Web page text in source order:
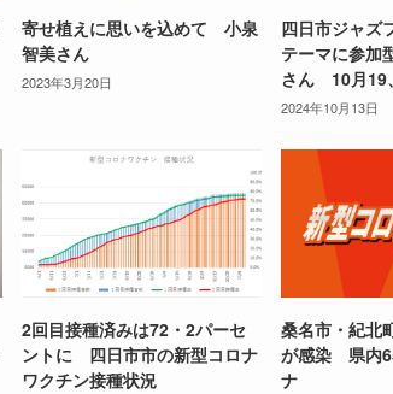
寄せ植えに思いを込めて 小泉
智美さん
2023年3月20日
四日市ジャズ
テーマに参加
さん 10月19
2024年10月13日
2回目接種済みは72・2パーセ
ントに 四日市市の新型コロナ
ワクチン接種状況
桑名市・紀北
が感染 県内
ナ